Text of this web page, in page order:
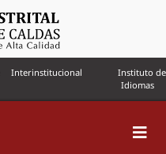
Interinstitucional
Instituto de
Idiomas